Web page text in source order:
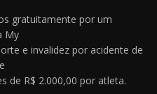
gratuitamente por um
My
e invalidez por acidente de
de R$ 2.000,00 por atleta.